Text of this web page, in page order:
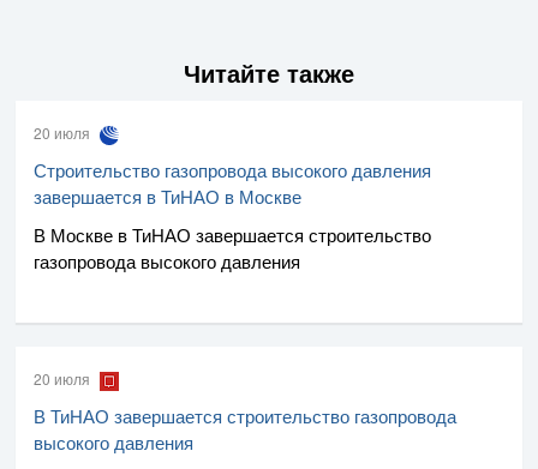
Читайте также
20 июля
Строительство газопровода высокого давления
завершается в ТиНАО в Москве
В Москве в ТиНАО завершается строительство
газопровода высокого давления
20 июля
В ТиНАО завершается строительство газопровода
высокого давления